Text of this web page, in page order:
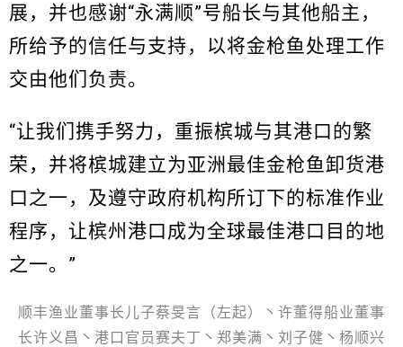
展，并也感谢“永满顺”号船长与其他船主，
所给予的信任与支持，以将金枪鱼处理工作
交由他们负责。
“让我们携手努力，重振槟城与其港口的繁
荣，并将槟城建立为亚洲最佳金枪鱼卸货港
口之一，及遵守政府机构所订下的标准作业
程序，让槟州港口成为全球最佳港口目的地
之一。”
顺丰渔业董事长儿子蔡旻言（左起）丶许董得船业董事
长许义昌丶港口官员赛夫丁丶郑美满丶刘子健丶杨顺兴